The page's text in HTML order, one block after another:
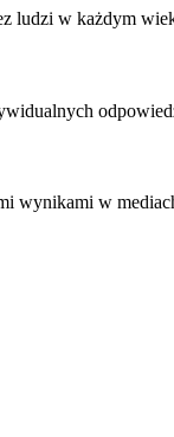
w każdym
w